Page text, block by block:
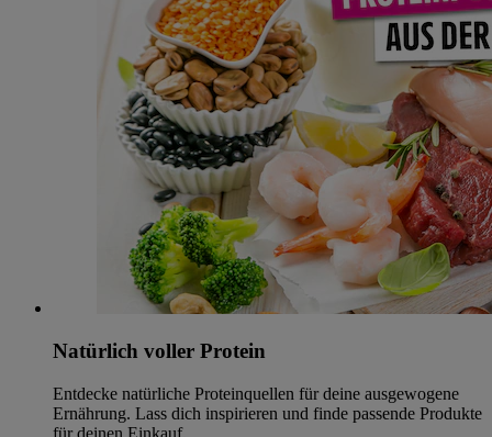
Natürlich voller Protein
Entdecke natürliche Proteinquellen für deine ausgewogene
Ernährung. Lass dich inspirieren und finde passende Produkte
für deinen Einkauf.